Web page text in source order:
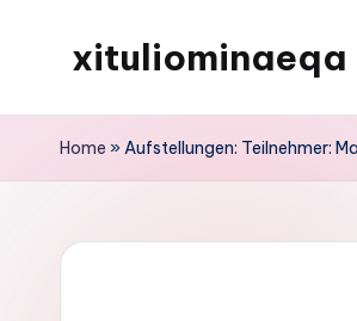
xituliominaeqa
Home »Aufstellungen: Teilnehmer: